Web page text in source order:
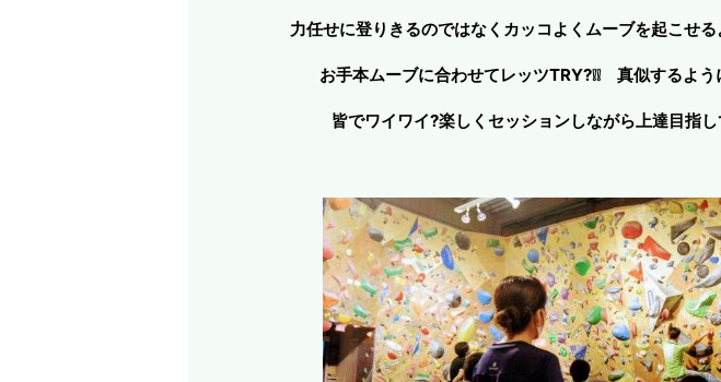
力任せに登りきるのではなくカッコよくムーブを起こせる
お手本ムーブに合わせてレッツTRY?❕❕ 真似するよ
皆でワイワイ?楽しくセッションしながら上達目指